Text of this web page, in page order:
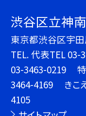
渋谷区立神
東京都渋谷区宇
TEL.代表TEL 03-
03-3463-0219 特
3464-4169 きこ
4105